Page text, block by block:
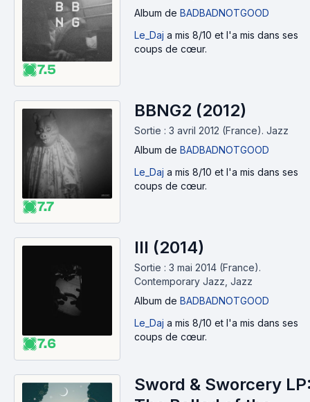
7.5
Album de BADBADNOTGOOD
Le_Daj a mis 8/10 et l'a mis dans ses
coups de cœur.
7.7
BBNG2 (2012)
Sortie : 3 avril 2012 (France). Jazz
Album de BADBADNOTGOOD
Le_Daj a mis 8/10 et l'a mis dans ses
coups de cœur.
7.6
III (2014)
Sortie : 3 mai 2014 (France).
Contemporary Jazz, Jazz
Album de BADBADNOTGOOD
Le_Daj a mis 8/10 et l'a mis dans ses
coups de cœur.
Sword & Sworcery